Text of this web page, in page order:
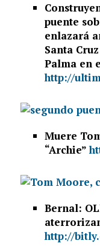
puente
enlazará
Santa
Palma en
http://
Muere
“Archie”
Bernal:
http://